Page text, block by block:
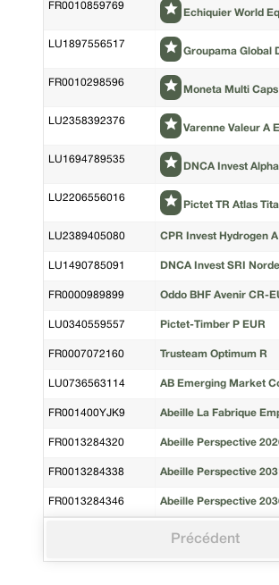
FR0010859769
Echiquier World
LU1897556517
Groupama Global
FR0010298596
Moneta Multi Caps
LU2358392376
Varenne Valeur A
LU1694789535
DNCA Invest
LU2206556016
Pictet TR Atlas
LU2389405080 CPR Invest Hydrogen
LU1490785091 DNCA Invest SRI
FR0000989899 Oddo BHF Avenir CR-
LU0340559557 Pictet-Timber P EUR
FR0007072160 Trusteam Optimum R
LU0736563114 AB Emerging Market
FR001400YJK9 Abeille La Fabrique
FR0013284320 Abeille Perspective
FR0013284338 Abeille Perspective
FR0013284346 Abeille Perspective
Précédent